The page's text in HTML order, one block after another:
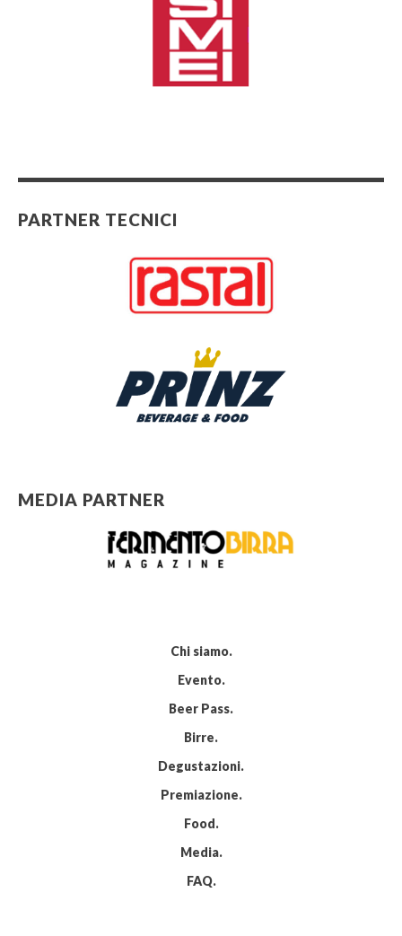
PARTNER TECNICI
MEDIA PARTNER
Chi siamo
Evento
Beer Pass
Birre
Degustazioni
Premiazione
Food
Media
FAQ